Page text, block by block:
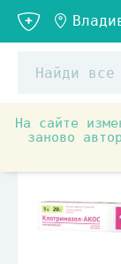
На сайте
заново
Аптечные